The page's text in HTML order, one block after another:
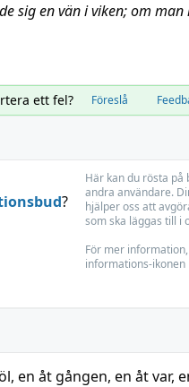
sig en vän i viken; om
ett fel? Föreslå
?
Här kan du rösta på
andra användare.
hjälper oss att
som ska läggas till i
För mer
informations-ikonen
, en åt gången, en åt var,